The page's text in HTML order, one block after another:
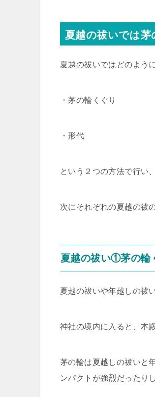
夏越の祓いでは
夏越の祓いではどのよう
・茅の輪くぐり
・形代
という２つの方法で行い
次にそれぞれの夏越の祓
夏越の祓い①茅の輪
夏越の祓いや年越しの祓
神社の境内に入ると、本
茅の輪は夏越しの祓いと
ンパクトが強烈だったり